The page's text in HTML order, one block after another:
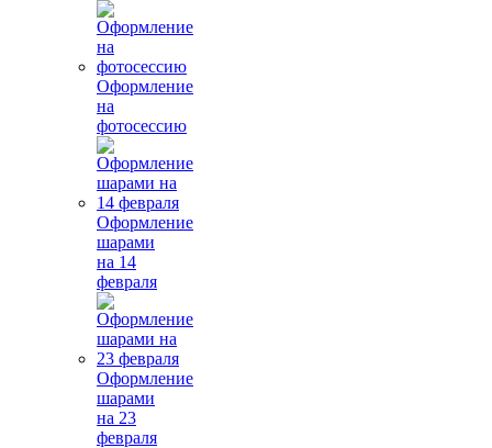
Оформление
на
фотосессию
Оформление
шарами
на 14
февраля
Оформление
шарами
на 23
февраля